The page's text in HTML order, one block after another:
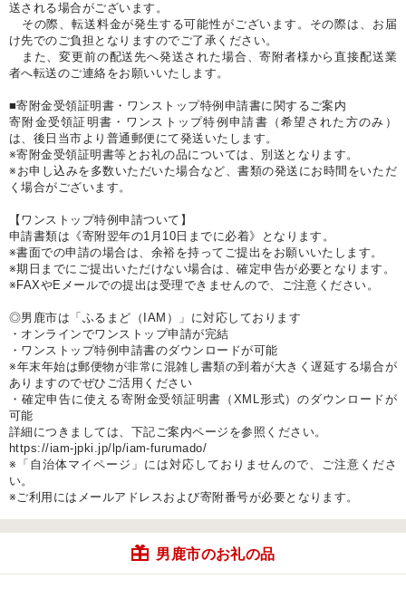
送される場合がございます。
その際、転送料金が発生する可能性がございます。その際は、お届
け先でのご負担となりますのでご了承ください。
また、変更前の配送先へ発送された場合、寄附者様から直接配送業
者へ転送のご連絡をお願いいたします。
■寄附金受領証明書・ワンストップ特例申請書に関するご案内
寄附金受領証明書・ワンストップ特例申請書（希望された方のみ）
は、後日当市より普通郵便にて発送いたします。
※寄附金受領証明書等とお礼の品については、別送となります。
※お申し込みを多数いただいた場合など、書類の発送にお時間をいただ
く場合がございます。
【ワンストップ特例申請ついて】
申請書類は《寄附翌年の1月10日までに必着》となります。
※書面での申請の場合は、余裕を持ってご提出をお願いいたします。
※期日までにご提出いただけない場合は、確定申告が必要となります。
※FAXやEメールでの提出は受理できませんので、ご注意ください。
◎男鹿市は「ふるまど（IAM）」に対応しております
・オンラインでワンストップ申請が完結
・ワンストップ特例申請書のダウンロードが可能
※年末年始は郵便物が非常に混雑し書類の到着が大きく遅延する場合が
ありますのでぜひご活用ください
・確定申告に使える寄附金受領証明書（XML形式）のダウンロードが
可能
詳細につきましては、下記ご案内ページを参照ください。
https://iam-jpki.jp/lp/iam-furumado/
※「自治体マイページ」には対応しておりませんので、ご注意くださ
い。
※ご利用にはメールアドレスおよび寄附番号が必要となります。
男鹿市のお礼の品